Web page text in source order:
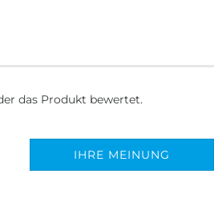
das Produkt bewertet.
IHRE MEINUNG